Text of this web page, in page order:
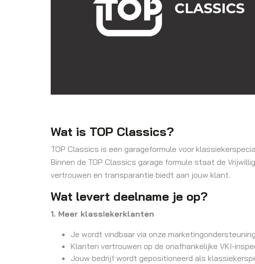
Wat is TOP Classics?
TOP Classics is een garageformule voor
Binnen de TOP Classics garage formule staat de
vertrouwen en transparantie biedt aan jouw klant.
Wat levert deelname je op?
1. Meer klassiekerklanten
Je wordt vindbaar via onze marketingondersteuning
Klanten vertrouwen op de onafhankelijke VKI-
Jouw bedrijf wordt gepositioneerd als